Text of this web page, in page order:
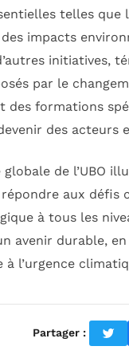
telles que
impacts
initiatives,
par le
des formations
des acteurs
de l’UBO
aux défis
à tous les
avenir durable,
l’urgence
Partager :